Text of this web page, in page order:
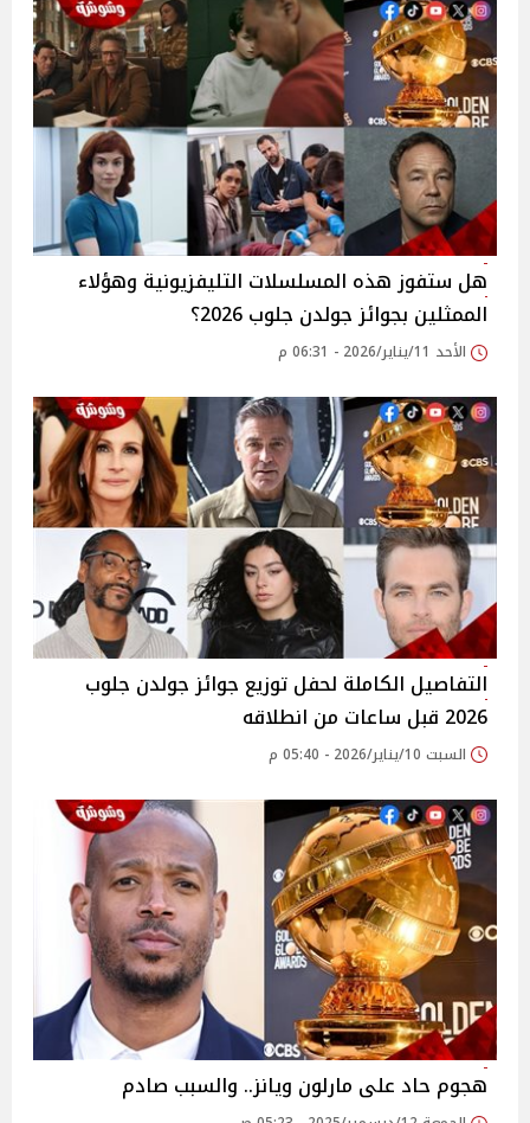
هل ستفوز هذه المسلسلات التليفزيونية وهؤلاء
الممثلين بجوائز جولدن جلوب 2026؟
الأحد 11/يناير/2026 - 06:31 م
التفاصيل الكاملة لحفل توزيع جوائز جولدن جلوب
2026 قبل ساعات من انطلاقه
السبت 10/يناير/2026 - 05:40 م
هجوم حاد على مارلون ويانز.. والسبب صادم